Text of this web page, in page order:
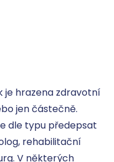
je hrazena zdravotní
jen částečně.
dle typu předepsat
rehabilitační
V některých